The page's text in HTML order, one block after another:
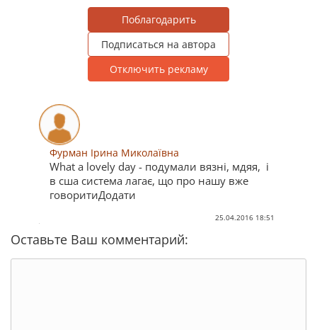
Поблагодарить
Подписаться на автора
Отключить рекламу
Фурман Ірина Миколаївна
What a lovely day - подумали вязні, мдяя, і
в сша система лагає, що про нашу вже
говоритиДодати
25.04.2016 18:51
Оставьте Ваш комментарий: